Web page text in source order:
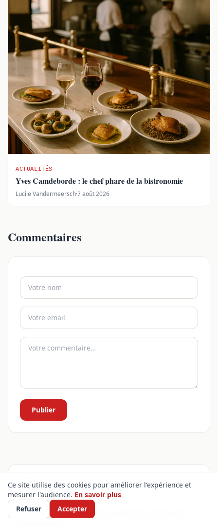
ACTUALITÉS
Yves Camdeborde : le chef phare de la bistronomie
Lucile Vandermeersch·7 août 2026
Commentaires
Publier
En bref : les réponses rapides
Quelle agence de voyage au Chesnay choisir selon
Ce site utilise des cookies pour améliorer l'expérience et
mesurer l'audience. En savoir plus
Refuser
Accepter